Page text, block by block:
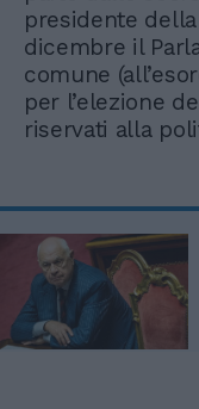
presidente
dicembre il
comune
per l’elezione
riservati alla